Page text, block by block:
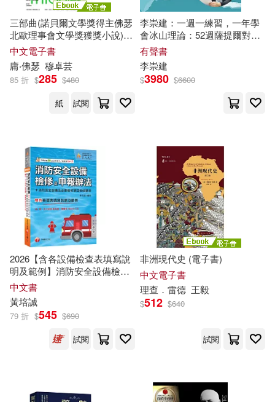
劉培傑數學工作室(36)
尹宏明(36) 真昼の恋人(36)
全國二級建造師執業資格考試輔導
編寫委員會(35)
美桜せりな(35) 青山剛昌(35)
（德）黑格爾(35)
（瑞典）塞爾瑪·拉格洛芙(35)
（美）彼得·德魯克(35)
墨刻編輯部(34) 岡本倫(34)
武漢大學經濟與管理學院(34)
天下文化(488)
鄭州大學出版社(473)
上海三聯書店(464)
勞動部及職業安全衛生研究所(453)
中國林業出版社(452)
延邊大學出版社(449)
西南師範大學出版社(449)
青文(445)
陝西師範大學出版社(430)
三部曲(諾貝爾文學獎得主佛瑟
北歐理事會文學獎獲獎小說)
(電子書)
中文電子書
庸‧佛瑟 穆卓芸
85 折 $285 $480
紙
試閱
李崇建：一週一練習，一年學
會冰山理論：52週薩提爾對話
實踐 (有聲書)
有聲書
李崇建
$3980 $6600
2026【含各設備檢查表填寫說
明及範例】消防安全設備檢修
及申報辦法+消防安全設備及必
要檢修項目檢修基準(含檢查表
填寫說明及範例)(消防設備師
(士)/各機關執法人員/管理權人/
防火管理人)
中文書
黃培誠
79 折 $545 $690
試閱
非洲現代史 (電子書)
中文電子書
理查 ．雷德 王毅
$512 $640
試閱